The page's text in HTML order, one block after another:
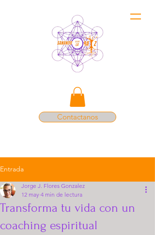
Contactanos
Entrada
Transforma tu vida con un
coaching espiritual
Jorge J. Flores Gonzalez
12 may 4 min de lectura